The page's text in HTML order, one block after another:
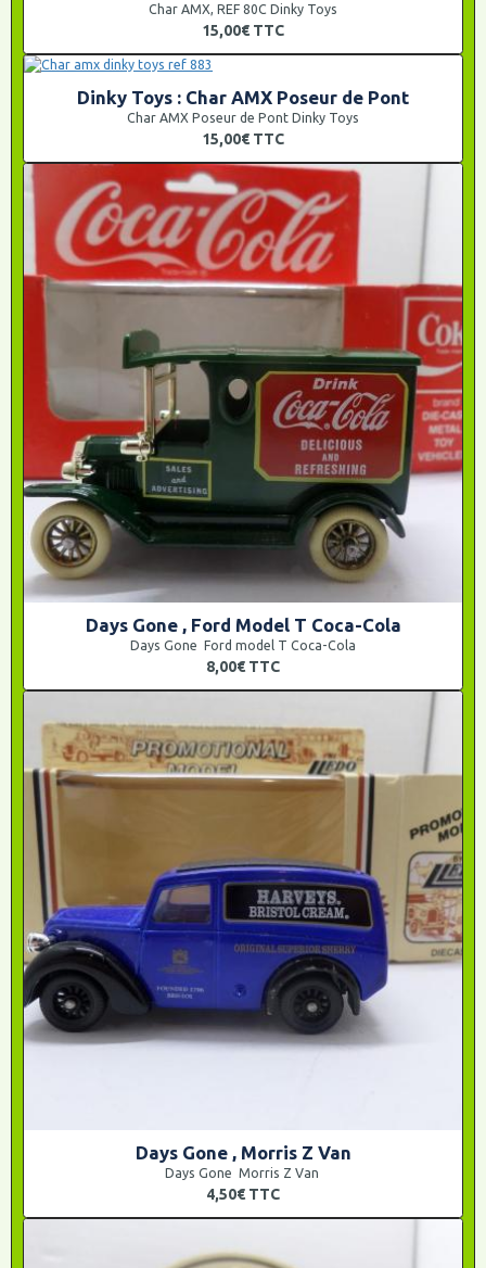
Char AMX, REF 80C Dinky Toys
15,00€ TTC
Dinky Toys : Char AMX Poseur de Pont
Char AMX Poseur de Pont Dinky Toys
15,00€ TTC
Days Gone , Ford Model T Coca-Cola
Days Gone Ford model T Coca-Cola
8,00€ TTC
Days Gone , Morris Z Van
Days Gone Morris Z Van
4,50€ TTC